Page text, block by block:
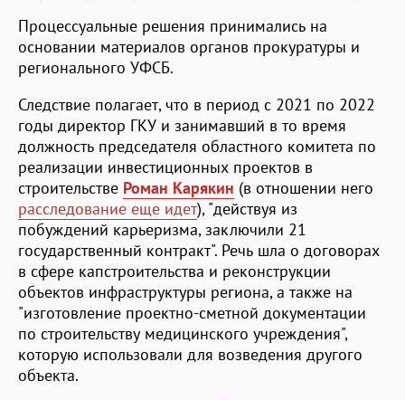
Процессуальные решения принимались на
основании материалов органов прокуратуры и
регионального УФСБ.
Следствие полагает, что в период с 2021 по 2022
годы директор ГКУ и занимавший в то время
должность председателя областного комитета по
реализации инвестиционных проектов в
строительстве Роман Карякин (в отношении него
расследование еще идет), "действуя из
побуждений карьеризма, заключили 21
государственный контракт". Речь шла о договорах
в сфере капстроительства и реконструкции
объектов инфраструктуры региона, а также на
"изготовление проектно-сметной документации
по строительству медицинского учреждения",
которую использовали для возведения другого
объекта.